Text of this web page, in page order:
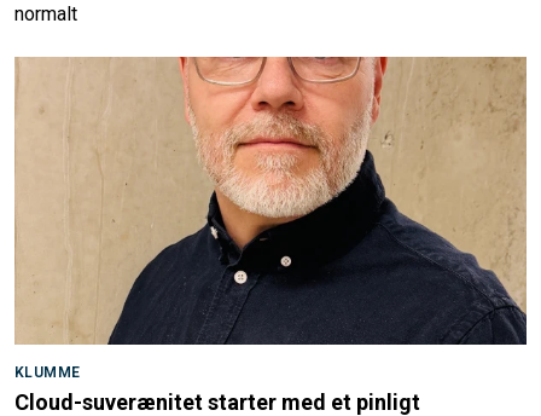
normalt
KLUMME
Cloud-suverænitet starter med et pinligt